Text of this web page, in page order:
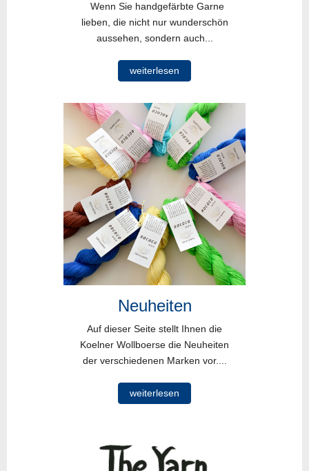
Wenn Sie handgefärbte Garne
lieben, die nicht nur wunderschön
aussehen, sondern auch...
weiterlesen
Neuheiten
Auf dieser Seite stellt Ihnen die
Koelner Wollboerse die Neuheiten
der verschiedenen Marken vor....
weiterlesen